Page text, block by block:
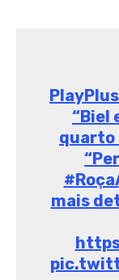
“Biel
quarto
mais